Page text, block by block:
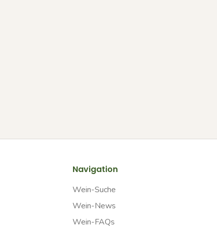
Navigation
Wein-Suche
Wein-News
Wein-FAQs